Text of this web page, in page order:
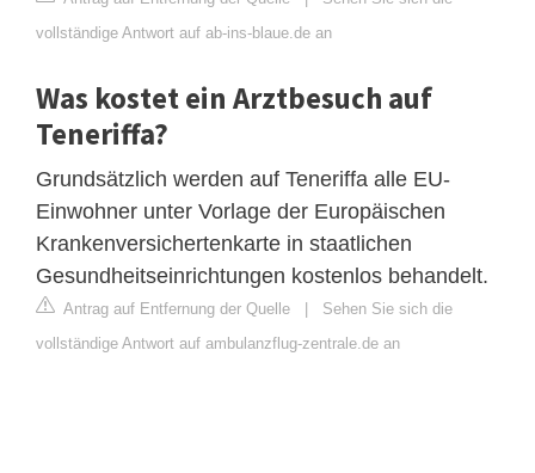
vollständige Antwort auf ab-ins-blaue.de an
Was kostet ein Arztbesuch auf
Teneriffa?
Grundsätzlich werden auf Teneriffa alle EU-
Einwohner unter Vorlage der Europäischen
Krankenversichertenkarte in staatlichen
Gesundheitseinrichtungen kostenlos behandelt.
Antrag auf Entfernung der Quelle | Sehen Sie sich die
vollständige Antwort auf ambulanzflug-zentrale.de an